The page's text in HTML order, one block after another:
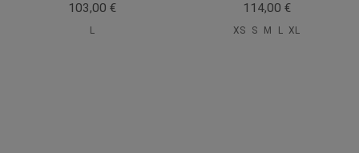
103,00 €
L
114,00 €
XS S M L XL